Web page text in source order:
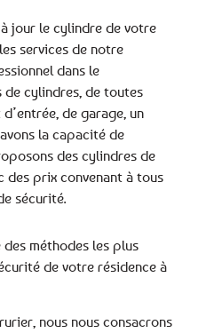
jour le cylindre de votre
services de notre
dans le
cylindres, de toutes
de garage, un
la capacité de
des cylindres de
des prix convenant à tous
sécurité.
méthodes les plus
de votre résidence à
nous nous consacrons